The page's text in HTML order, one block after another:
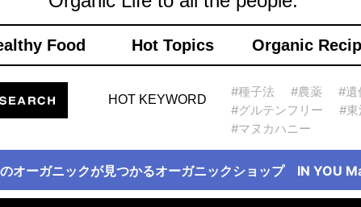
Food Hot Topics Organic
HOT KEYWORD
#種子法 #農薬
#遺
#グルテンフリー
#東
#マヌカハニー
オーガニックが見つかるオーガニックショップ IN YOU